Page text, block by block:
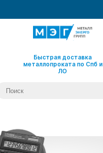
Быстрая доставка
металлопроката по Спб и
ЛО